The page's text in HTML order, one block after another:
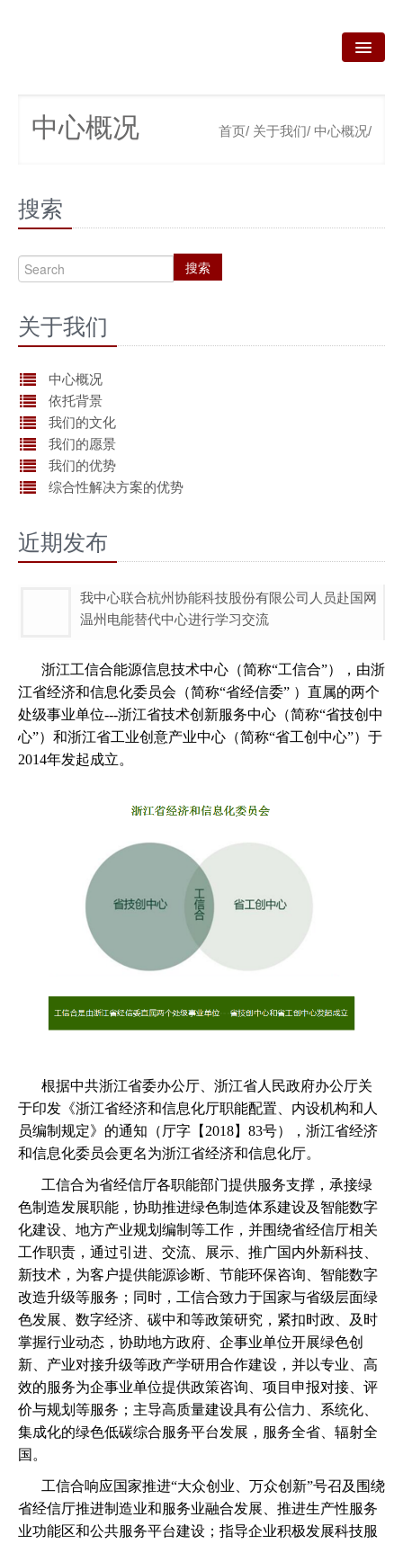
关于我们
新闻资讯
产品技术
联系我们
中心概况 首页/ 关于我们/ 中心概况/
搜索
搜索
关于我们
中心概况
依托背景
我们的文化
我们的愿景
我们的优势
综合性解决方案的优势
近期发布
我中心联合杭州协能科技股份有限公司人员赴国网
温州电能替代中心进行学习交流
浙江工信合能源信息技术中心（简称“工信合”），由浙
江省经济和信息化委员会（简称“省经信委” ）直属的两个
处级事业单位---浙江省技术创新服务中心（简称“省技创中
心”）和浙江省工业创意产业中心（简称“省工创中心”）于
2014年发起成立。
根据中共浙江省委办公厅、浙江省人民政府办公厅关
于印发《浙江省经济和信息化厅职能配置、内设机构和人
员编制规定》的通知（厅字【 2018】83号），浙江省经济
和信息化委员会更名为浙江省经济和信息化厅。
工信合为省经信厅各职能部门提供服务支撑，承接绿
色制造发展职能，协助推进绿色制造体系建设及智能数字
化建设、地方产业规划编制等工作，并围绕省经信厅相关
工作职责，通过引进、交流、展示、推广国内外新科技、
新技术，为客户提供能源诊断、节能环保咨询、智能数字
改造升级等服务；同时，工信合致力于国家与省级层面绿
色发展、数字经济、碳中和等政策研究，紧扣时政、及时
掌握行业动态，协助地方政府、企事业单位开展绿色创
新、产业对接升级等政产学研用合作建设，并以专业、高
效的服务为企事业单位提供政策咨询、项目申报对接、评
价与规划等服务；主导高质量建设具有公信力、系统化、
集成化的绿色低碳综合服务平台发展，服务全省、辐射全
国。
工信合响应国家推进“大众创业、万众创新”号召及围绕
省经信厅推进制造业和服务业融合发展、推进生产性服务
业功能区和公共服务平台建设；指导企业积极发展科技服